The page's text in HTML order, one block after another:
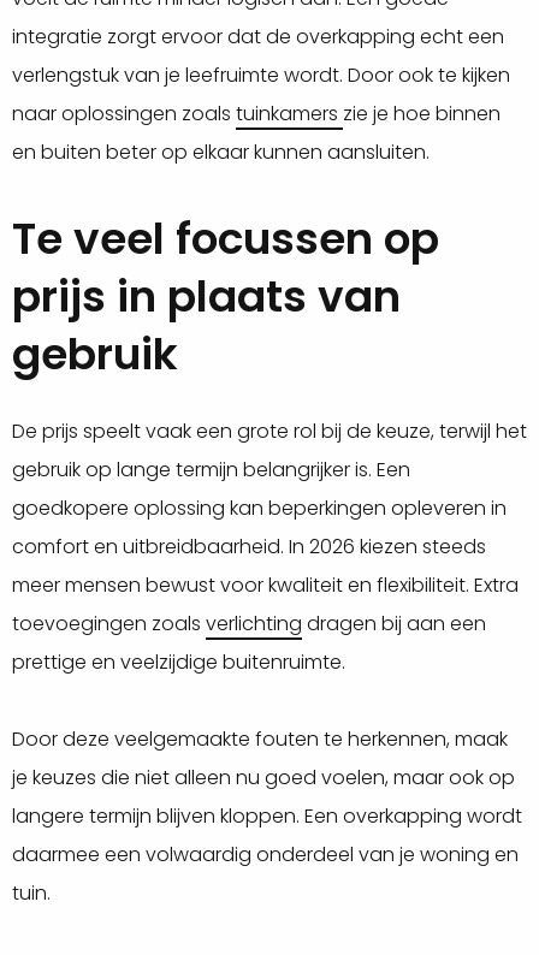
integratie zorgt ervoor dat de overkapping echt een
verlengstuk van je leefruimte wordt. Door ook te kijken
naar oplossingen zoals tuinkamers zie je hoe binnen
en buiten beter op elkaar kunnen aansluiten.
Te veel focussen op
prijs in plaats van
gebruik
De prijs speelt vaak een grote rol bij de keuze, terwijl het
gebruik op lange termijn belangrijker is. Een
goedkopere oplossing kan beperkingen opleveren in
comfort en uitbreidbaarheid. In 2026 kiezen steeds
meer mensen bewust voor kwaliteit en flexibiliteit. Extra
toevoegingen zoals verlichting dragen bij aan een
prettige en veelzijdige buitenruimte.
Door deze veelgemaakte fouten te herkennen, maak
je keuzes die niet alleen nu goed voelen, maar ook op
langere termijn blijven kloppen. Een overkapping wordt
daarmee een volwaardig onderdeel van je woning en
tuin.